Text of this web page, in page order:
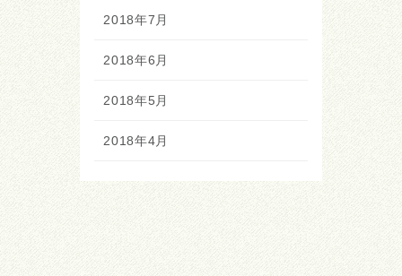
2018年7月
2018年6月
2018年5月
2018年4月